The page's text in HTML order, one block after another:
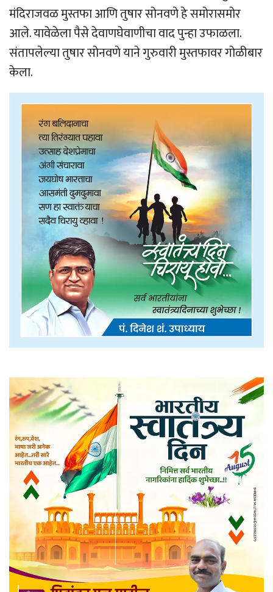
मंदिराजवळ मुस्तफा आणि तुषार सोनवणे हे समोरासमोर
आले. यावेळेला पैसे देवाणघेवाणीचा वाद पुन्हा उफाळला.
संतापलेल्या तुषार सोनवणे याने गुरुवारी मुस्तफावर गोळीबार
केला.